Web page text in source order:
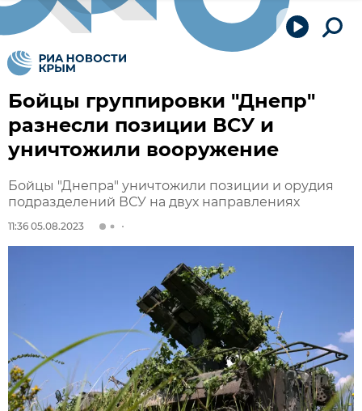
Бойцы группировки "Днепр"
разнесли позиции ВСУ и
уничтожили вооружение
Бойцы "Днепра" уничтожили позиции и орудия
подразделений ВСУ на двух направлениях
11:36 05.08.2023